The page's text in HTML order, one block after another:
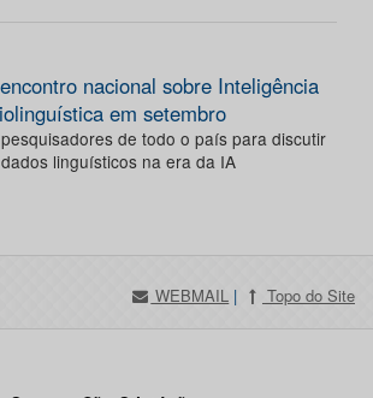
nacional sobre Inteligência
em setembro
de todo o país para discutir
linguísticos na era da IA
WEBMAIL | Topo do Site